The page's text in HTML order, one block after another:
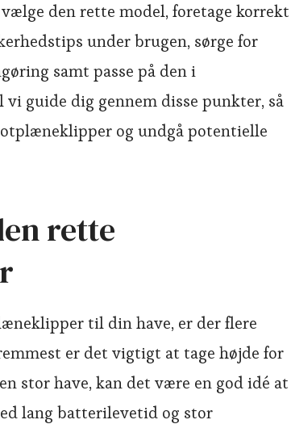
den rette model, foretage korrekt
under brugen, sørge for
samt passe på den i
guide dig gennem disse punkter, så
og undgå potentielle
rette
til din have, er der flere
er det vigtigt at tage højde for
stor have, kan det være en god idé at
lang batterilevetid og stor